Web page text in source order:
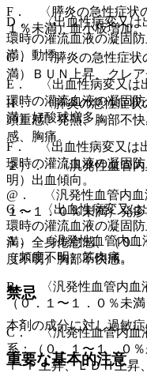
D． 〈出血性病変又は
環時の灌流血液の凝固
満）動悸。
E． 〈出血性病変又は
環時の灌流血液の凝固
満）好酸球増多。
F． 〈出血性病変又は
環時の灌流血液の凝固
明）出血傾向。
G． 〈出血性病変又は
環時の灌流血液の凝固
満）全身倦怠感、（０
度不明）胸部不快感。
禁忌
本剤の成分に対し過敏
重要な基本的注意
F． 〈膵炎の急性症状
１％未満）血小板増加。
G． 〈膵炎の急性症状
満）ＢＵＮ上昇、クレア
H． 〈膵炎の急性症状
頭重感、発熱、胸部不
感、胸痛。
２）． 〈汎発性血管内
@． 〈汎発性血管内血
１〜１．０％未満）発
A． 〈汎発性血管内血
（頻度不明）筋肉痛。
B． 〈汎発性血管内血
（０．１〜１．０％未
C． 〈汎発性血管内血
系：（０．１〜１．０
ｌ−Ｐ上昇、ＬＤＨ上昇